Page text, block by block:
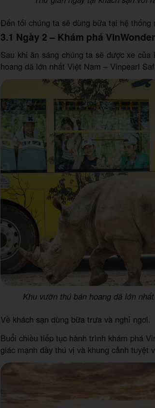
Đến tối chúng ta sẽ dùng bữa tại hệ thống
3.1 Ngày 2 – Khám phá
Sau khi ăn sáng chúng ta sẽ được xe
hoang dã lớn nhất Việt Nam – Vinpearl
Khu vườn thú bán hoang dã lớn
Về khách sạn dùng bữa trưa và nghỉ ngơi.
Buổi chiều tiếp tục hành trình khám phá
giác mạnh đầy thú vị và khung cảnh tuyệt